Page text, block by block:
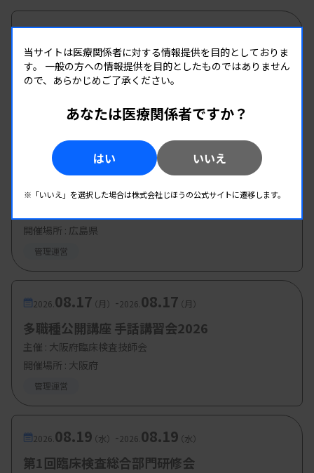
08.08 - 08.08
新入会員研修会・施設交流会（歓迎会）
主催 :
兵庫県臨床検査技師会
管理運営
2026.08.09 08.09
東部地区 広島県精度管理報告会
開催場所 : 広島県
管理運営
2026. 08.17（月） -2026. 08.17（月）
多職種公開講座 手話講習会2026
主催 : 大阪府臨床検査技師会
開催場所 : 大阪府
管理運営
2026. 08.19（水） -2026. 08.19（水）
第1回臨床検査総合部門研修会
当サイトは医療関係者に対する情報提供を目的としておりま
す。 一般の方への情報提供を目的としたものではありません
ので、あらかじめご了承ください。
あなたは医療関係者ですか？
はい いいえ
※「いいえ」を選択した場合は株式会社じほうの公式サイトに遷移します。